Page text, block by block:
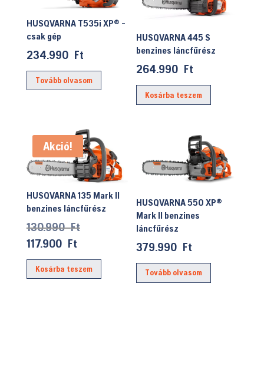
HUSQVARNA T535i XP® -
csak gép
234.990 Ft
Tovább olvasom
HUSQVARNA 445 S
benzines láncfűrész
264.990 Ft
Kosárba teszem
Akció!
HUSQVARNA 135 Mark II
benzines láncfűrész
130.990FtOriginal
was:
130.990 Ft.
117.900 FtCurrent
price
is:
Kosárba teszem
HUSQVARNA 550 XP®
Mark II benzines
láncfűrész
379.990 Ft
Tovább olvasom